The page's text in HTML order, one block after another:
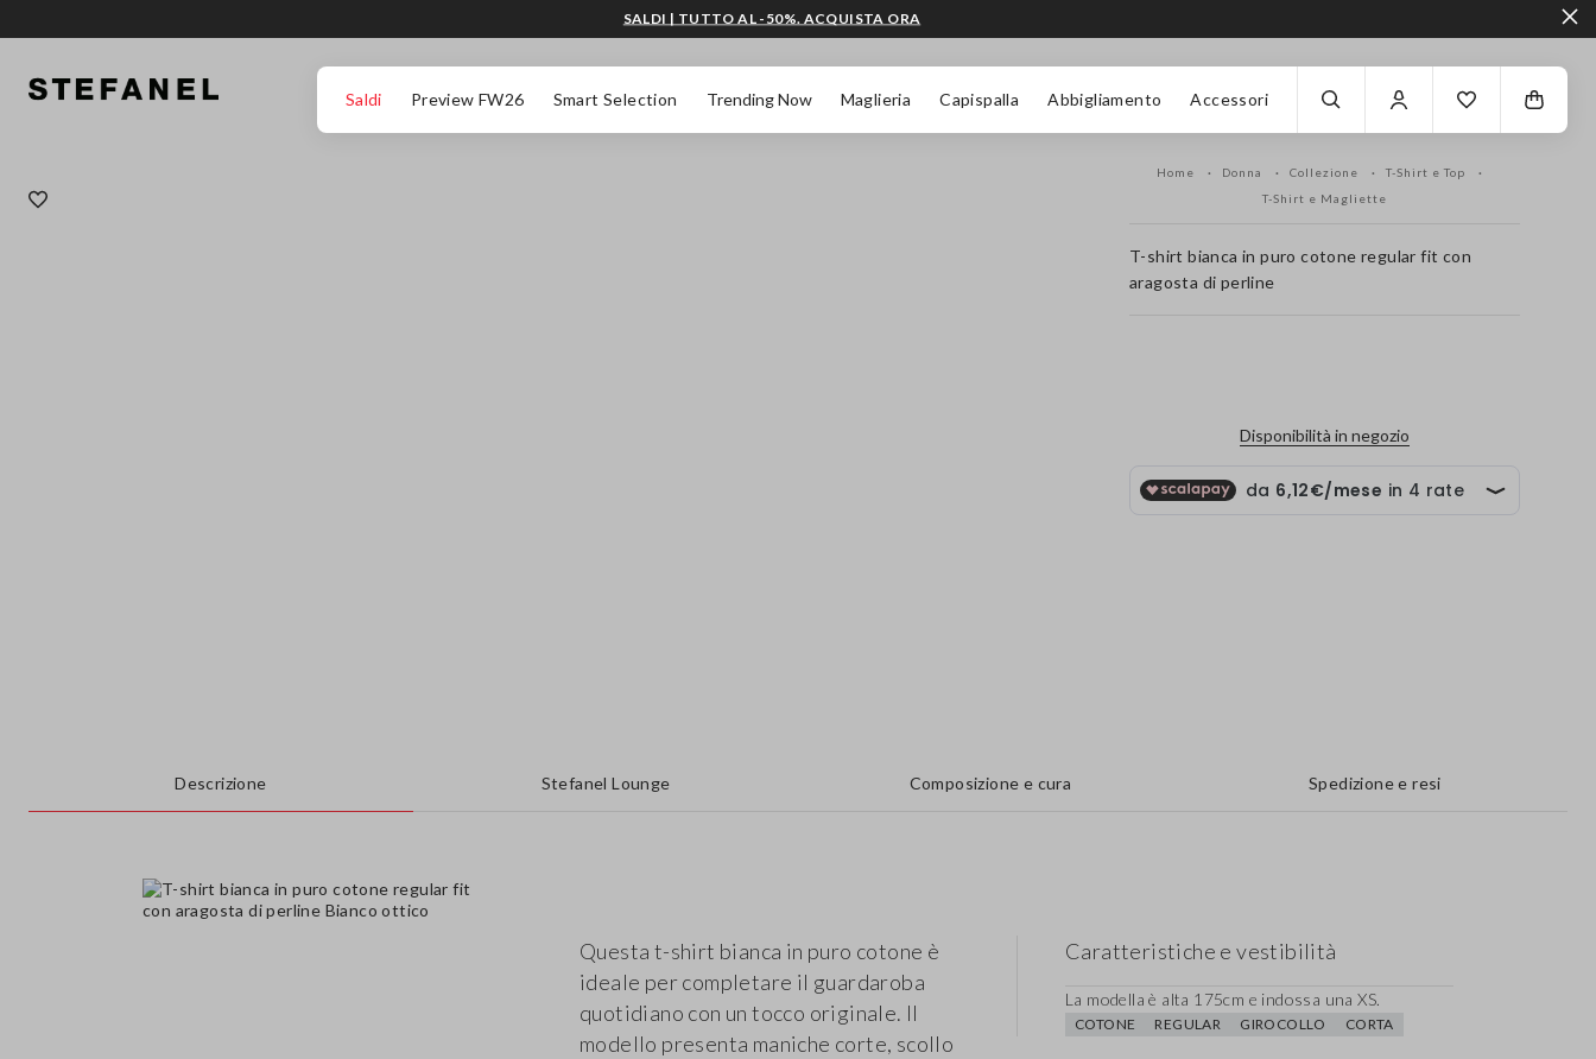
Saldi Preview FW26 Smart Selection Trending Now Maglieria Capispalla Abbigliamento Accessori
SALDI | TUTTO AL -50%. ACQUISTA ORA
Home Donna Collezione
T-Shirt e Top
T-Shirt e Magliette
T-shirt bianca in puro cotone regular fit con
aragosta di perline
Disponibilità in negozio
Descrizione Stefanel Lounge Composizione e cura Spedizione e resi
Questa t-shirt bianca in puro cotone è
ideale per completare il guardaroba
quotidiano con un tocco originale. Il
modello presenta maniche corte, scollo
Caratteristiche e vestibilità
La modella è alta 175cm e indossa una XS.
COTONE REGULAR GIROCOLLO CORTA